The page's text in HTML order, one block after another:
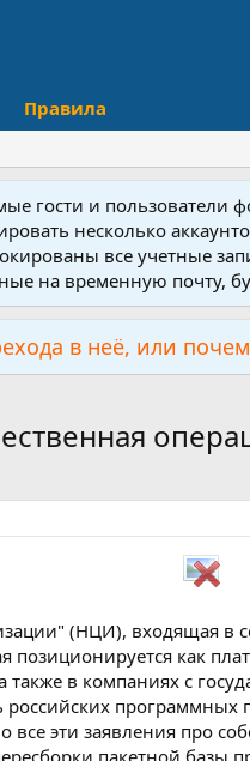
Правила
гости и пользователи
несколько
все учетные
на временную почту,
в неё, или
(НЦИ), входящая в
позиционируется как
в компаниях с
российских
эти заявления про
пакетной базы